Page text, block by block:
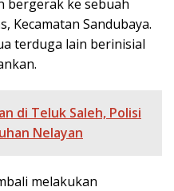
bergerak ke sebuah
Kecamatan Sandubaya.
terduga lain berinisial
di Teluk Saleh, Polisi
Nelayan
melakukan